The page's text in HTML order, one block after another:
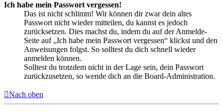
Ich habe mein Passwort vergessen!
Das ist nicht schlimm! Wir können dir zwar dein altes
Passwort nicht wieder mitteilen, du kannst es jedoch
zurücksetzen. Dies machst du, indem du auf der Anmelde-
Seite auf „Ich habe mein Passwort vergessen“ klickst und den
Anweisungen folgst. So solltest du dich schnell wieder
anmelden können.
Solltest du trotzdem nicht in der Lage sein, dein Passwort
zurückzusetzen, so wende dich an die Board-Administration.
Nach oben